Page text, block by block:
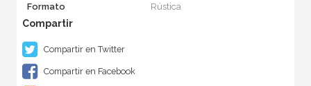
Formato
Rústica
Compartir en Twitter
Compartir en Facebook